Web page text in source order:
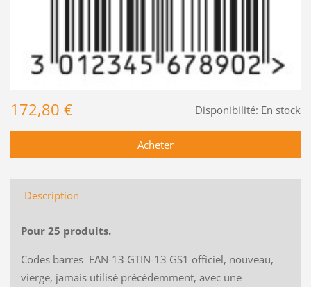
Disponibilité: En stock
172,80 €
Description
Pour 25 produits.
Codes barres EAN-13 GTIN-13 GS1 officiel, nouveau,
vierge, jamais utilisé précédemment, avec une